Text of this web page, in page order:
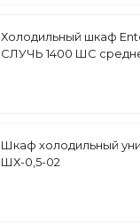
Холодильный шкаф
СЛУЧЬ 1400 ШС
Шкаф холодильный
ШХ-0,5-02